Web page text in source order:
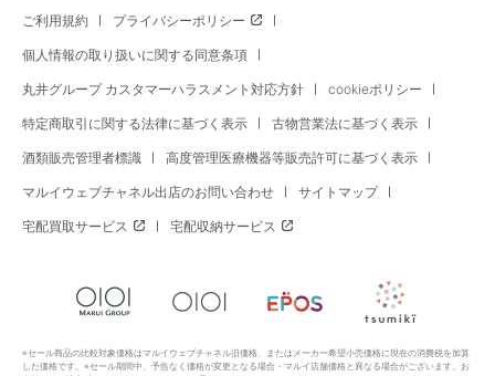
ご利用規約 プライバシーポリシー
個人情報の取り扱いに関する同意条項
丸井グループ カスタマーハラスメント対応方針 cookieポリシー
特定商取引に関する法律に基づく表示 古物営業法に基づく表示
酒類販売管理者標識 高度管理医療機器等販売許可に基づく表示
マルイウェブチャネル出店のお問い合わせ サイトマップ
宅配買取サービス 宅配収納サービス
※セール商品の比較対象価格はマルイウェブチャネル旧価格、またはメーカー希望小売価格に現在の消費税を加算
した価格です。※セール期間中、予告なく価格が変更となる場合・マルイ店舗価格と異なる場合がございます。お